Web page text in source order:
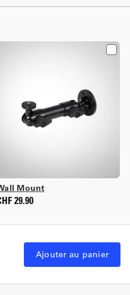
et d’ajuster leur
Mount
29.90
Ajouter au panier